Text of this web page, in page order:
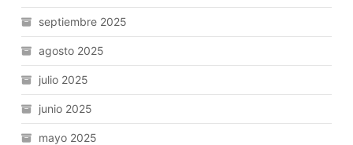
septiembre 2025
agosto 2025
julio 2025
junio 2025
mayo 2025